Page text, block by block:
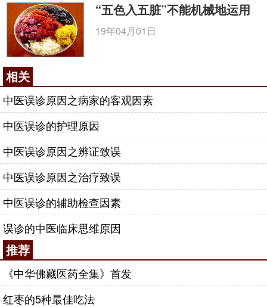
“五色入五脏”不能机械地运用
19年04月01日
相关
中医误诊原因之病家的客观因素
中医误诊的护理原因
中医误诊原因之辨证致误
中医误诊原因之治疗致误
中医误诊的辅助检查因素
误诊的中医临床思维原因
推荐
《中华佛藏医药全集》首发
红枣的5种最佳吃法